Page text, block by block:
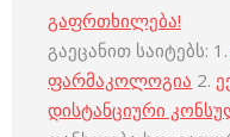
გაფრთხილება!
გაეცანით საიტებს: 1.
ფარმაკოლოგია 2.
დისტანციური